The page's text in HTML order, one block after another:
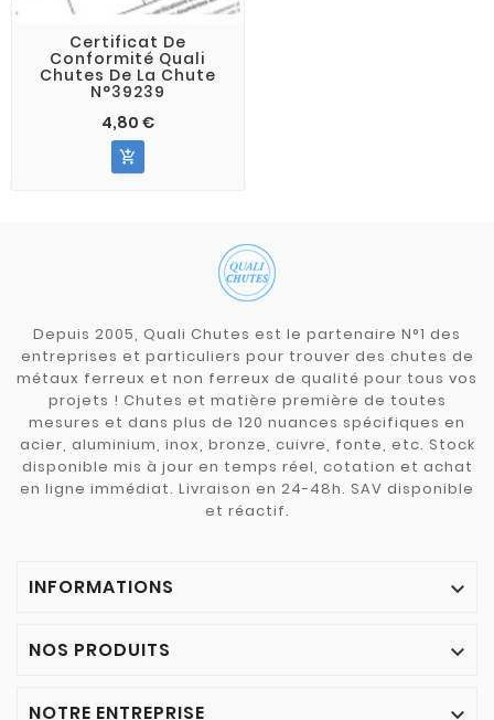
Certificat De
Conformité Quali
Chutes De La Chute
N°39239
4,80 €

Depuis 2005, Quali Chutes est le partenaire N°1 des
entreprises et particuliers pour trouver des chutes de
métaux ferreux et non ferreux de qualité pour tous vos
projets ! Chutes et matière première de toutes
mesures et dans plus de 120 nuances spécifiques en
acier, aluminium, inox, bronze, cuivre, fonte, etc. Stock
disponible mis à jour en temps réel, cotation et achat
en ligne immédiat. Livraison en 24-48h. SAV disponible
et réactif.
INFORMATIONS 
NOS PRODUITS 
NOTRE ENTREPRISE